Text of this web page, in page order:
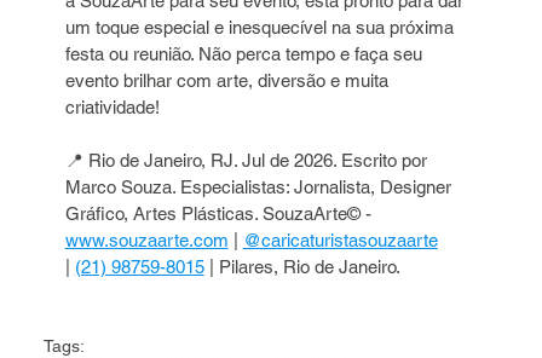
um toque especial e inesquecível na sua próxima
festa ou reunião. Não perca tempo e faça seu
evento brilhar com arte, diversão e muita
criatividade!
📍 Rio de Janeiro, RJ. Jul de 2026. Escrito por
Marco Souza. Especialistas: Jornalista, Designer
Gráfico, Artes Plásticas. SouzaArte© -
www.souzaarte.com
@caricaturistasouzaarte
(21) 98759-8015 | Pilares, Rio de Janeiro.
Tags: